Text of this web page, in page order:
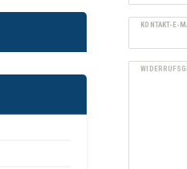
KONTAKT-E-